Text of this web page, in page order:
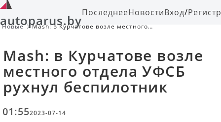
autoparus.byПоследнееНовостиВход/
Новые
Mash: в Курчатове возле местного
Mash: в Курчатове возле
местного отдела УФСБ
рухнул беспилотник
01:552023-07-14